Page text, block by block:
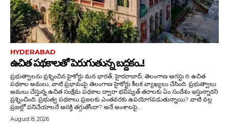
HYDERABAD
ఉచిత పథకాలతో పెరుగుతున్న బద్దకం..!
ప్రభుత్వాలను ప్రశ్నించిన హైకోర్టు మన భారత్, హైదరాబాద్: తెలంగాణ ఆగస్టు 8 ఉచిత
పథకాల అమలు, వాటి ప్రభావంపై తెలంగాణ హైకోర్టు కీలక వ్యాఖ్యలు చేసింది. ప్రభుత్వాలు
అమలు చేస్తున్న ఉచిత సంక్షేమ పథకాల ద్వారా భవిష్యత్ తరాలకు ఏం సందేశం ఇస్తున్నారని
ప్రశ్నించింది. ప్రభుత్వ పథకాలు ప్రజలకు ఎంతవరకు ఉపయోగపడుతున్నాయి? వాటి వల్ల
ప్రజల్లో పనిచేయాలనే ఆసక్తి తగ్గుతోందా? అనే అంశాలపై...
August 8, 2026